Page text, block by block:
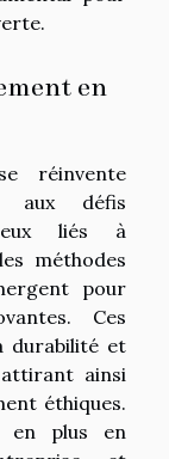
en
réinvente
aux défis
liés à
méthodes
pour
Ces
durabilité et
ainsi
éthiques.
en plus en